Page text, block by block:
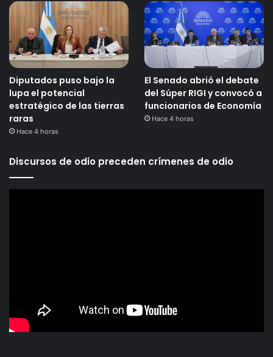
Diputados puso bajo la
lupa el potencial
estratégico de las tierras
raras
Hace 4 horas
El Senado abrió el debate
del Súper RIGI y convocó a
funcionarios de Economía
Hace 4 horas
Discursos de odio preceden crímenes de odio